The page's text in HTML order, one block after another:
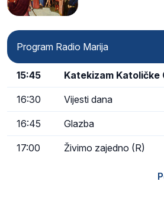
Program Radio Marija
15:45 Katekizam Katoličke
16:30 Vijesti dana
16:45 Glazba
17:00 Živimo zajedno (R)